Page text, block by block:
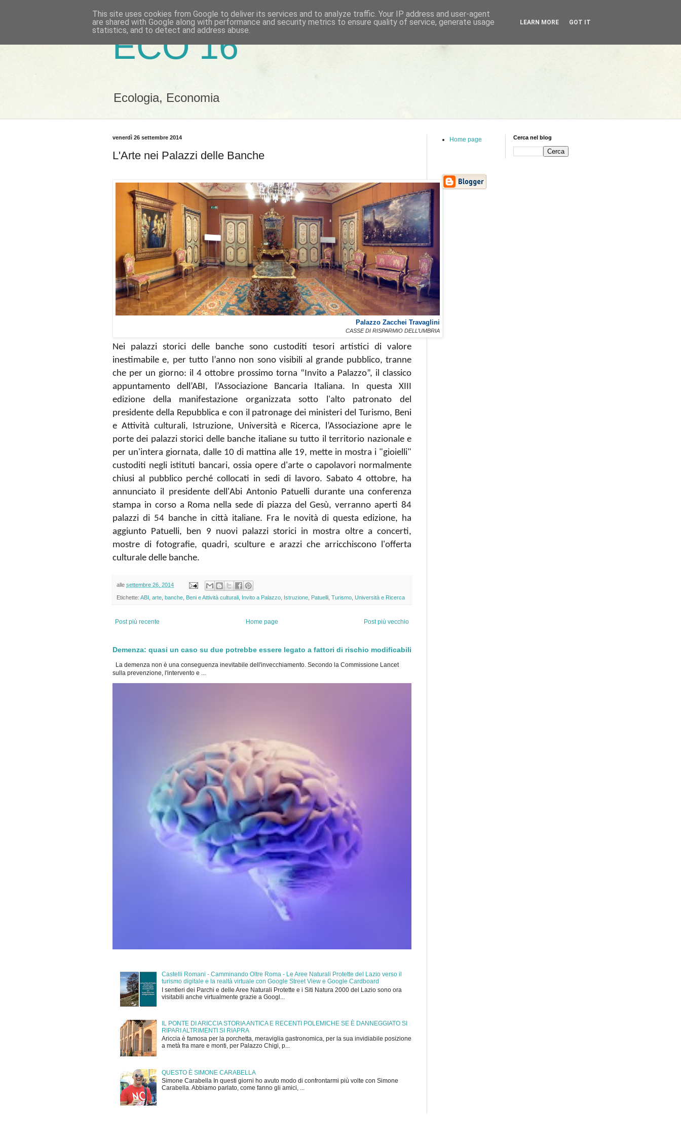
ECO 16
Ecologia, Economia
venerdì 26 settembre 2014
L'Arte nei Palazzi delle Banche
Palazzo Zacchei Travaglini
CASSE DI RISPARMIO DELL’UMBRIA
Nei palazzi storici delle banche sono custoditi tesori artistici di valore
inestimabile e, per tutto l’anno non sono visibili al grande pubblico, tranne
che per un giorno: il 4 ottobre prossimo torna “Invito a Palazzo”, il classico
appuntamento dell’ABI, l’Associazione Bancaria Italiana. In questa XIII
edizione della manifestazione organizzata sotto l'alto patronato del
presidente della Repubblica e con il patronage dei ministeri del Turismo, Beni
e Attività culturali, Istruzione, Università e Ricerca, l’Associazione apre le
porte dei palazzi storici delle banche italiane su tutto il territorio nazionale e
per un'intera giornata, dalle 10 di mattina alle 19, mette in mostra i "gioielli"
custoditi negli istituti bancari, ossia opere d'arte o capolavori normalmente
chiusi al pubblico perché collocati in sedi di lavoro. Sabato 4 ottobre, ha
annunciato il presidente dell'Abi Antonio Patuelli durante una conferenza
stampa in corso a Roma nella sede di piazza del Gesù, verranno aperti 84
palazzi di 54 banche in città italiane. Fra le novità di questa edizione, ha
aggiunto Patuelli, ben 9 nuovi palazzi storici in mostra oltre a concerti,
mostre di fotografie, quadri, sculture e arazzi che arricchiscono l'offerta
culturale delle banche.
alle settembre 26, 2014
Etichette: ABI arte banche Beni e Attività culturali Invito a Palazzo Istruzione Patuelli Turismo Università e Ricerca
Post più recente Post più vecchio
Home page
Demenza: quasi un caso su due potrebbe essere legato a fattori di rischio modificabili
La demenza non è una conseguenza inevitabile dell'invecchiamento. Secondo la Commissione Lancet
sulla prevenzione, l'intervento e ...
Castelli Romani - Camminando Oltre Roma - Le Aree Naturali Protette del Lazio verso il
turismo digitale e la realtà virtuale con Google Street View e Google Cardboard
I sentieri dei Parchi e delle Aree Naturali Protette e i Siti Natura 2000 del Lazio sono ora
visitabili anche virtualmente grazie a Googl...
IL PONTE DI ARICCIA STORIA ANTICA E RECENTI POLEMICHE SE È DANNEGGIATO SI
RIPARI ALTRIMENTI SI RIAPRA
Ariccia è famosa per la porchetta, meraviglia gastronomica, per la sua invidiabile posizione
a metà fra mare e monti, per Palazzo Chigi, p...
QUESTO È SIMONE CARABELLA
Simone Carabella In questi giorni ho avuto modo di confrontarmi più volte con Simone
Carabella. Abbiamo parlato, come fanno gli amici, ...
Home page Cerca nel blog
This site uses cookies from Google to deliver its services and to analyze traffic. Your IP address and user-agent
are shared with Google along with performance and security metrics to ensure quality of service, generate usage
statistics, and to detect and address abuse.
LEARN MORE GOT IT